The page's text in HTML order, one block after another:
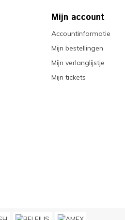
Mijn account
Accountinformatie
Mijn bestellingen
Mijn verlanglijstje
Mijn tickets